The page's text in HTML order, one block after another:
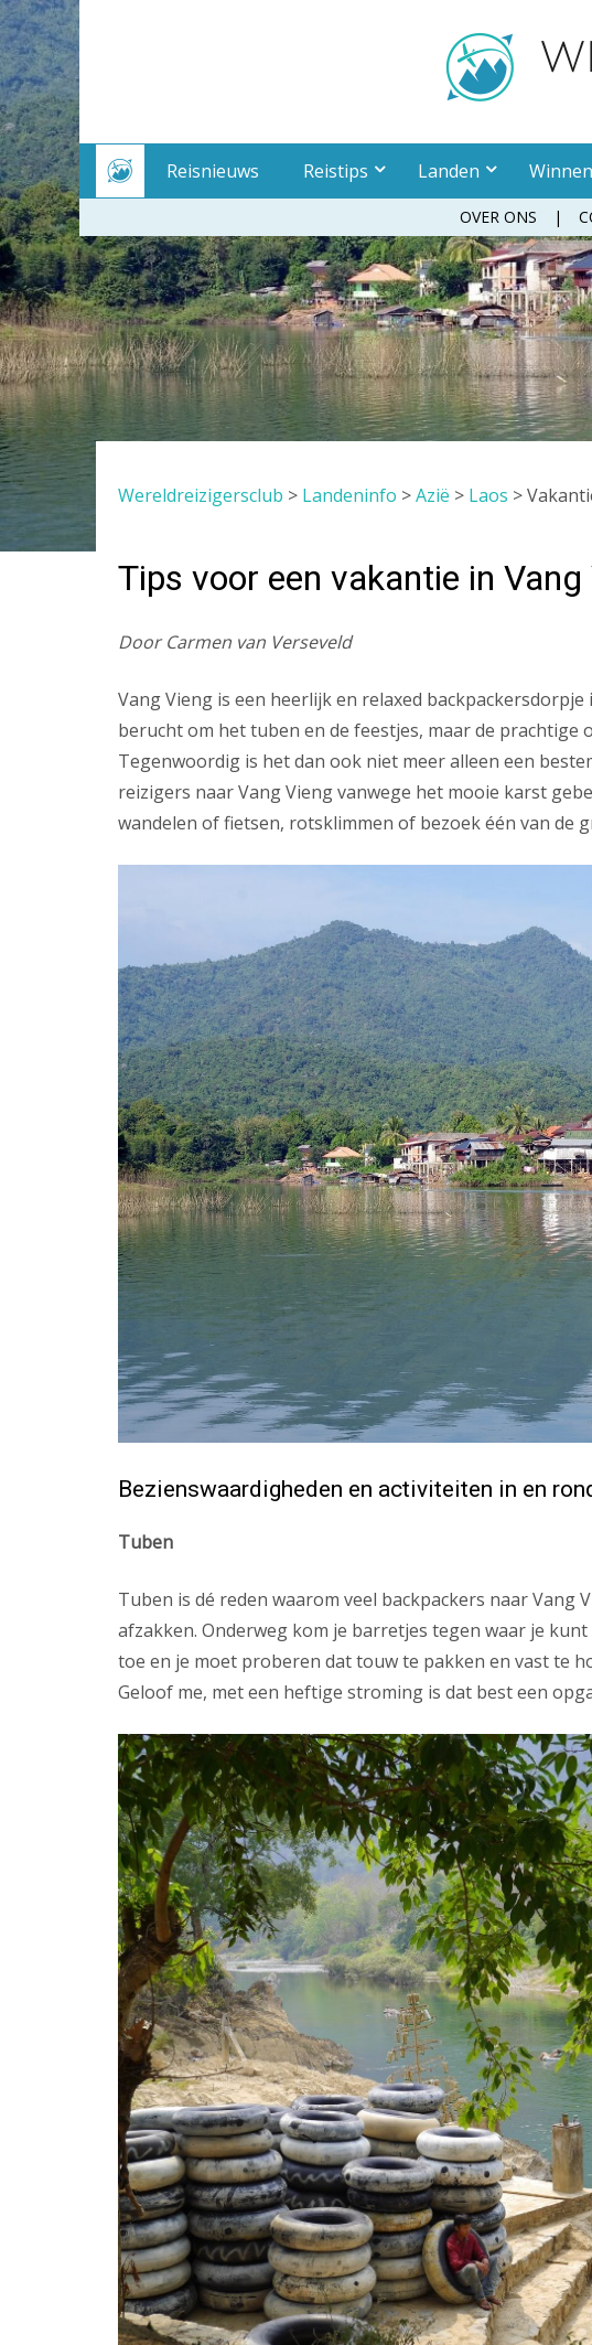
Meteen
naar
inhoud
Reisnieuws Reistips Landen Winnen
OVER ONS
Wereldreizigersclub > Landeninfo >Azië > Laos >
Tips voor een vakantie in Vang
Door Carmen van Verseveld
Vang Vieng is een heerlijk en relaxed
berucht om het tuben en de feestjes, maar de prachtige
Tegenwoordig is het dan ook niet meer alleen een
reizigers naar Vang Vieng vanwege het mooie karst
wandelen of fietsen, rotsklimmen of bezoek één van de
Bezienswaardigheden en activiteiten in en
Tuben
Tuben is dé reden waarom veel backpackers naar Vang
afzakken. Onderweg kom je barretjes tegen waar je
toe en je moet proberen dat touw te pakken en vast te
Geloof me, met een heftige stroming is dat best een